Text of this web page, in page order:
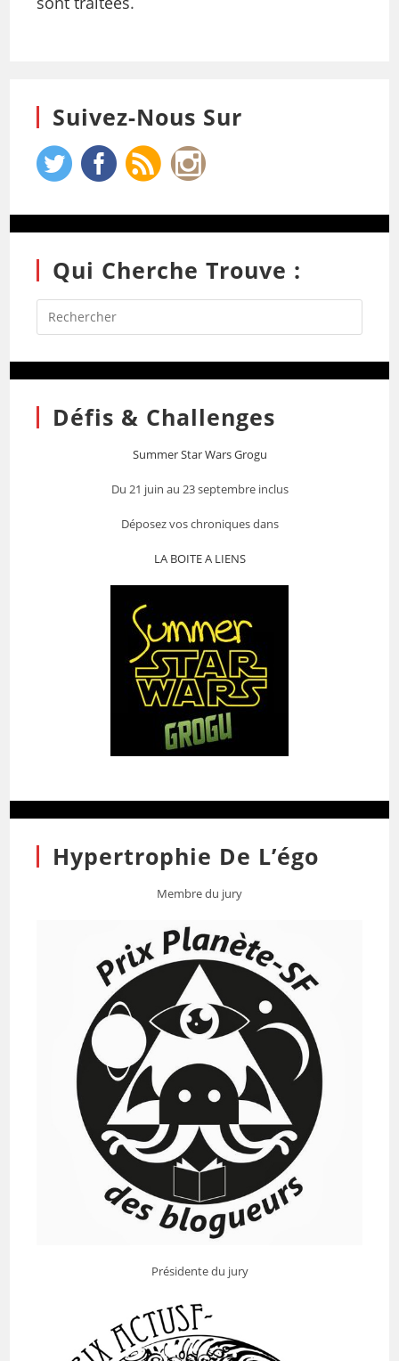
Suivez-Nous Sur
Qui Cherche Trouve :
Défis & Challenges
Summer Star Wars Grogu
Du 21 juin au 23 septembre inclus
Déposez vos chroniques dans
LA BOITE A LIENS
Hypertrophie De L’égo
Membre du jury
Présidente du jury